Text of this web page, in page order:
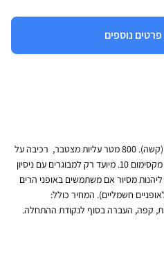
נוספים
משך הטיול כ 4+ שעות. דרגת קושי *** (קשה). 800 מטר עליות מצטבר, רכיבה על
אופניים רגילות משתתפים מינימום- 4 – מקסימום 10. מיועד רק למבוגרים עם ניסיון
ליהנות מסיור אם משתמשים באופני הרים
תשלום לאופניים חשמליים). המחיר כולל:
קפה, העברה בסוף לנקודת ההתחלה.